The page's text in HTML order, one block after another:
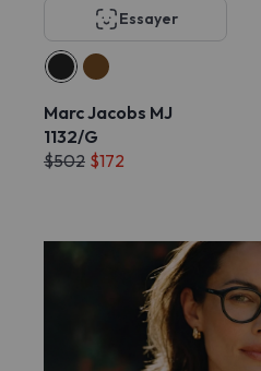
Essayer
Marc Jacobs MJ
1132/G
$502 $172